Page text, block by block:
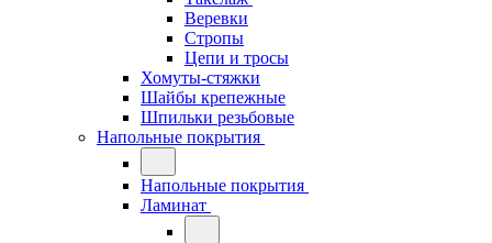
Веревки
Стропы
Цепи и тросы
Хомуты-стяжки
Шайбы крепежные
Шпильки резьбовые
Напольные покрытия
Напольные покрытия
Ламинат